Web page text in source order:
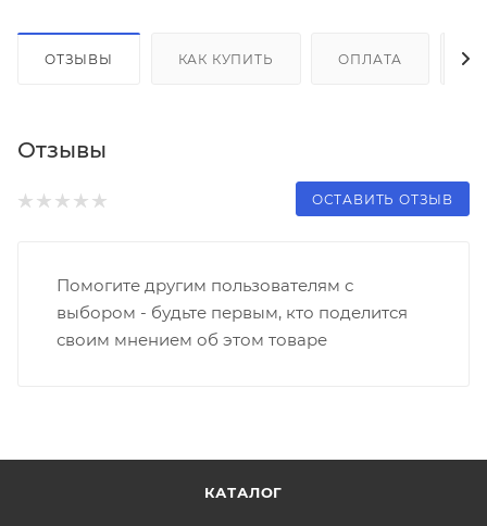
ОТЗЫВЫ КАК КУПИТЬ ОПЛАТА
Отзывы
ОСТАВИТЬ ОТЗЫВ
Помогите другим пользователям с
выбором - будьте первым, кто поделится
своим мнением об этом товаре
КАТАЛОГ